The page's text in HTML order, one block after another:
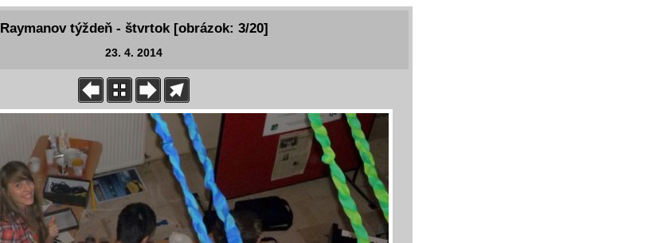
Raymanov týždeň - štvrtok [obrázok: 3/20]
23. 4. 2014